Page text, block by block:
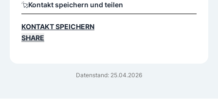
Datenstand: 25.04.2026
Kontakt speichern und teilen
KONTAKT SPEICHERN
SHARE